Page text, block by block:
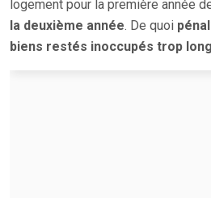
logement pour la première année
la deuxième année. De quoi
biens restés inoccupés trop